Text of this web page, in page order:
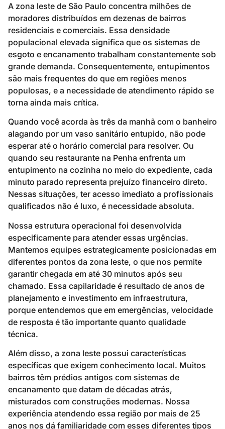
A zona leste de São Paulo concentra milhões de
moradores distribuídos em dezenas de bairros
residenciais e comerciais. Essa densidade
populacional elevada significa que os sistemas de
esgoto e encanamento trabalham constantemente sob
grande demanda. Consequentemente, entupimentos
são mais frequentes do que em regiões menos
populosas, e a necessidade de atendimento rápido se
torna ainda mais crítica.
Quando você acorda às três da manhã com o banheiro
alagando por um vaso sanitário entupido, não pode
esperar até o horário comercial para resolver. Ou
quando seu restaurante na Penha enfrenta um
entupimento na cozinha no meio do expediente, cada
minuto parado representa prejuízo financeiro direto.
Nessas situações, ter acesso imediato a profissionais
qualificados não é luxo, é necessidade absoluta.
Nossa estrutura operacional foi desenvolvida
especificamente para atender essas urgências.
Mantemos equipes estrategicamente posicionadas em
diferentes pontos da zona leste, o que nos permite
garantir chegada em até 30 minutos após seu
chamado. Essa capilaridade é resultado de anos de
planejamento e investimento em infraestrutura,
porque entendemos que em emergências, velocidade
de resposta é tão importante quanto qualidade
técnica.
Além disso, a zona leste possui características
específicas que exigem conhecimento local. Muitos
bairros têm prédios antigos com sistemas de
encanamento que datam de décadas atrás,
misturados com construções modernas. Nossa
experiência atendendo essa região por mais de 25
anos nos dá familiaridade com esses diferentes tipos